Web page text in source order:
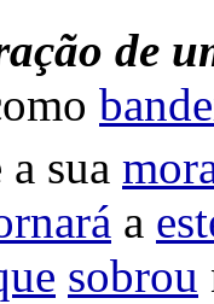
de
a sua
a
sobrou